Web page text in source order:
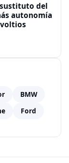
del
autonomía
BMW
Ford